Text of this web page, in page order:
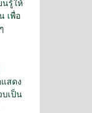
นรู้ให้
เพื่อ
สดง
เป็น